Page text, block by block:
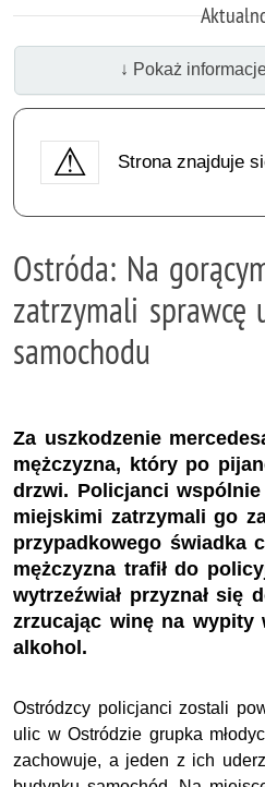
↓ Pokaż
Strona znajduje
Ostróda: Na
zatrzymali sprawcę
samochodu
Za uszkodzenie
mężczyzna, który po
drzwi. Policjanci
miejskimi zatrzymali go
przypadkowego świadka
mężczyzna trafił do
wytrzeźwiał przyznał się
zrzucając winę na wypity
alkohol.
Ostródzcy policjanci zostali
ulic w Ostródzie grupka
zachowuje, a jeden z ich